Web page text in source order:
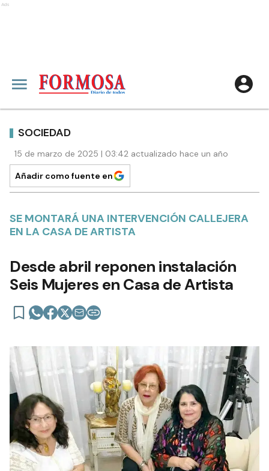
Ads
SOCIEDAD
15 de marzo de 2025 | 03:42 actualizado hace un año
Añadir como fuente en
SE MONTARÁ UNA INTERVENCIÓN CALLEJERA
EN LA CASA DE ARTISTA
Desde abril reponen instalación
Seis Mujeres en Casa de Artista